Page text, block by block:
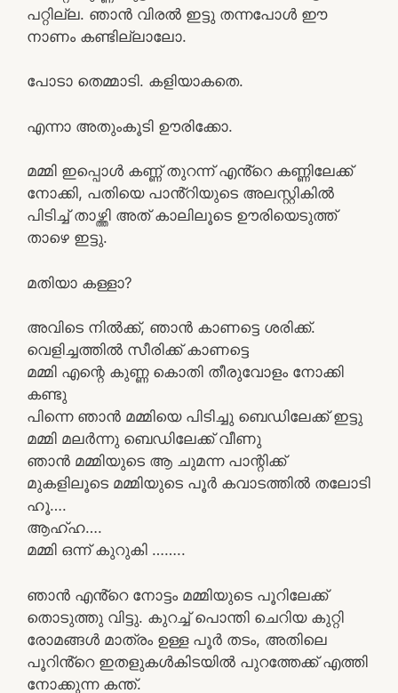
പറ്റില്ല. ഞാൻ വിരൽ ഇട്ടു തന്നപോൾ ഈ
നാണം കണ്ടില്ലാലോ.
പോടാ തെമ്മാടി. കളിയാകതെ.
എന്നാ അതുംകൂടി ഊരിക്കോ.
മമ്മി ഇപ്പൊൾ കണ്ണ് തുറന്ന് എൻ്റെ കണ്ണിലേക്ക്
നോക്കി, പതിയെ പാൻ്റിയുടെ അലസ്റ്റികിൽ
പിടിച്ച് താഴ്ത്തി അത് കാലിലൂടെ ഊരിയെടുത്ത്
താഴെ ഇട്ടു.
മതിയാ കള്ളാ?
അവിടെ നിൽക്ക്, ഞാൻ കാണട്ടെ ശരിക്ക്.
വെളിച്ചത്തിൽ സീരിക്ക് കാണട്ടെ
മമ്മി എന്റെ കുണ്ണ കൊതി തീരുവോളം നോക്കി
കണ്ടു
പിന്നെ ഞാൻ മമ്മിയെ പിടിച്ചു ബെഡിലേക്ക് ഇട്ടു
മമ്മി മലർന്നു ബെഡിലേക്ക് വീണു
ഞാൻ മമ്മിയുടെ ആ ചുമന്ന പാന്റിക്ക്
മുകളിലൂടെ മമ്മിയുടെ പൂർ കവാടത്തിൽ തലോടി
ഹൂ….
ആഹ്ഹ….
മമ്മി ഒന്ന് കുറുകി ……..
ഞാൻ എൻ്റെ നോട്ടം മമ്മിയുടെ പൂറിലേക്ക്
തൊടുത്തു വിട്ടു. കുറച്ച് പൊന്തി ചെറിയ കുറ്റി
രോമങ്ങൾ മാത്രം ഉള്ള പൂർ തടം, അതിലെ
പൂറിൻ്റെ ഇതളുകൾകിടയിൽ പുറത്തേക്ക് എത്തി
നോക്കുന്ന കന്ത്.